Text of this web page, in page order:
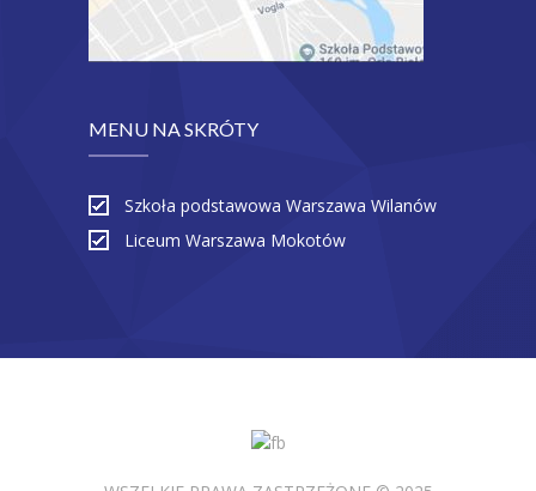
MENU NA SKRÓTY
Szkoła podstawowa Warszawa Wilanów
Liceum Warszawa Mokotów